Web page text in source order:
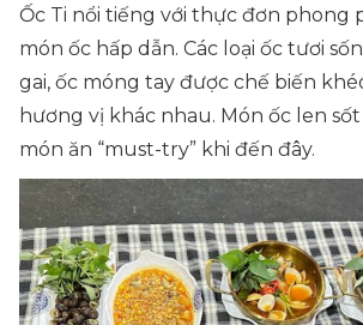
Ốc Ti nổi tiếng với thực đơn phong
món ốc hấp dẫn. Các loại ốc tươi
gai, ốc móng tay được chế biến
hương vị khác nhau. Món ốc len
món ăn “must-try” khi đến đây.